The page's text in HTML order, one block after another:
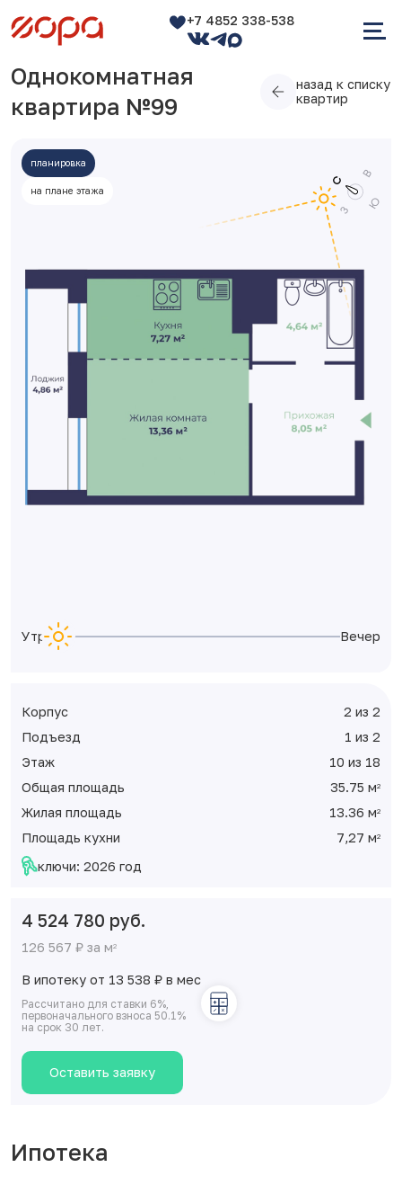
+7 4852 338-538
Однокомнатная
квартира №99
назад к списку
квартир
планировка
на плане этажа
Утро Вечер
Корпус
2 из 2
Подъезд
1 из 2
Этаж
10 из 18
Общая площадь
35.75 м2
Жилая площадь 13.36 м2
Площадь кухни 7,27 м2
ключи: 2026 год
4 524 780 руб.
126 567 ₽ за м2
В ипотеку от 13 538 ₽ в мес
Рассчитано для ставки 6%,
первоначального взноса 50.1%
на срок 30 лет.
Оставить заявку
Ипотека